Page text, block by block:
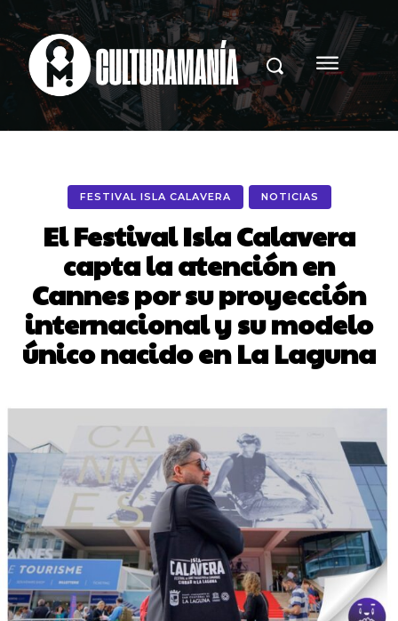
FESTIVAL ISLA CALAVERA NOTICIAS
El Festival Isla Calavera
capta la atención en
Cannes por su proyección
internacional y su modelo
único nacido en La Laguna